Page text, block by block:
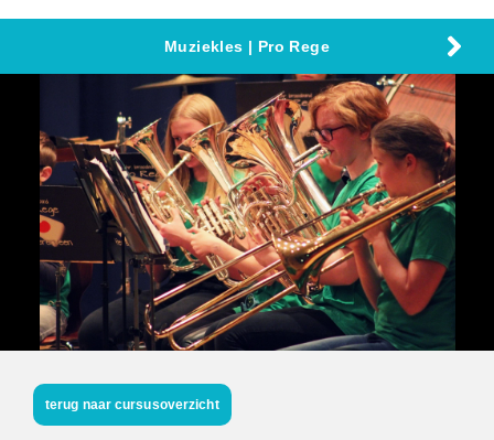
Muziekles | Pro Rege
terug naar cursusoverzicht